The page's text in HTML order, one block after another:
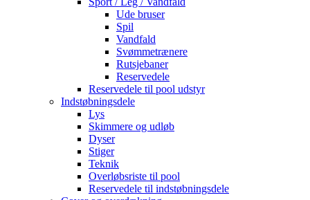
Ude bruser
Spil
Vandfald
Svømmetrænere
Rutsjebaner
Reservedele
Reservedele til pool udstyr
Indstøbningsdele
Lys
Skimmere og udløb
Dyser
Stiger
Teknik
Overløbsriste til pool
Reservedele til indstøbningsdele